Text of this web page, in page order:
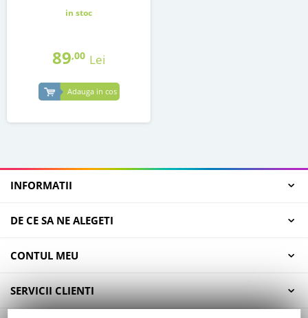
in stoc
89,00 Lei
Adauga in cos
INFORMATII
DE CE SA NE ALEGETI
CONTUL MEU
SERVICII CLIENTI